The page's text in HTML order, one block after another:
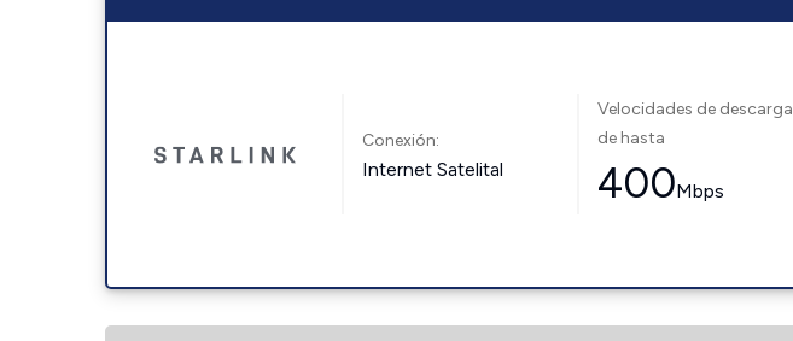
Conexión:
Internet Satelital
Velocidades de descarga
de hasta
400Mbps